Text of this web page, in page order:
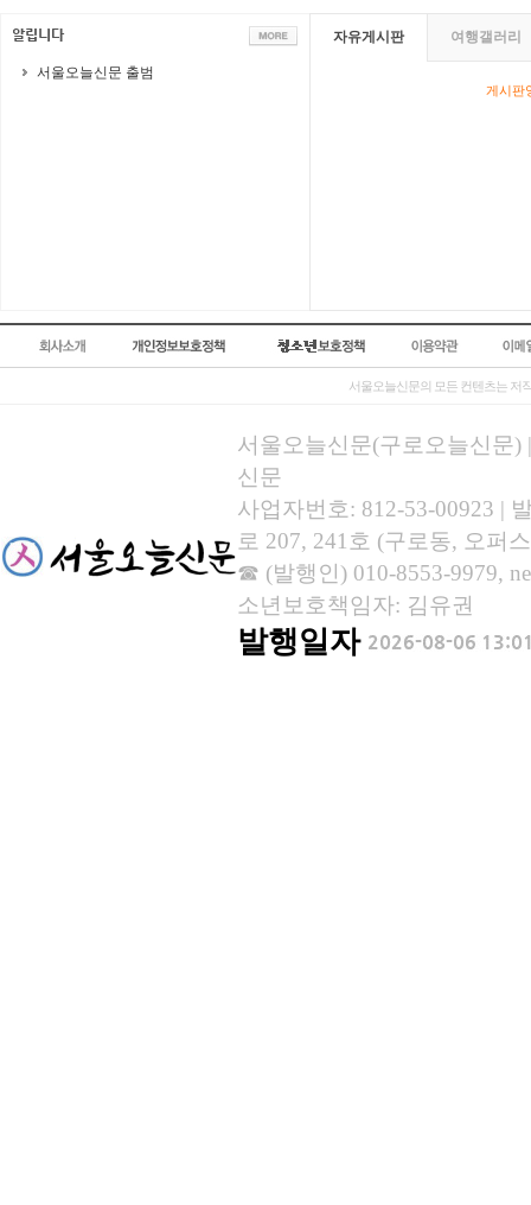
서울오늘신문 출범
자유게시판 여행갤러리
게시판
서울오늘신문의 모든 컨텐츠는 저
서울오늘신문(구로오늘신문)
신문
사업자번호: 812-53-00923 |
로 207, 241호 (구로동, 오퍼
☎ (발행인) 010-8553-9979,
소년보호책임자: 김유권
발행일자